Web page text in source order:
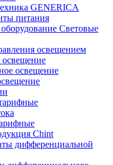
GENERICA
питания
Световые
освещением
освещение
освещение
Chint
дифференциальной